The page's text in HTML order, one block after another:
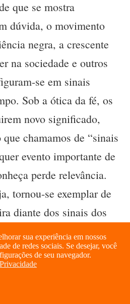
que se mostra
dúvida, o movimento
negra, a crescente
na sociedade e outros
se em sinais
Sob a ótica da fé, os
novo significado,
chamamos de “sinais
evento importante de
perde relevância.
tornou-se exemplar de
diante dos sinais dos
de Latrão (1512-1517).
só mais tarde Trento
para evitar a Reforma
não o fez. A
sua experiência em nossos
de redes sociais. Se desejar, você
de seu navegador.